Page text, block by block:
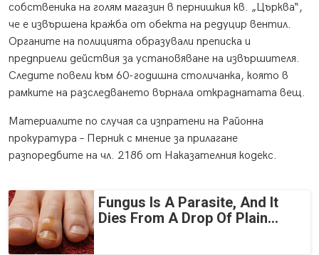
собственика на голям магазин в пернишкия кв. „Църква“,
че е извършена кражба от обекта на редуцир вентил.
Органите на полицията образували преписка и
предприели действия за установяване на извършителя.
Следите повели към 60-годишна столичанка, която в
рамките на разследването върнала откраднатата вещ.
Материалите по случая са изпратени на Районна
прокуратура – Перник с мнение за прилагане
разпоредбите на чл. 218б от Наказателния кодекс.
Fungus Is A Parasite, And It
Dies From A Drop Of Plain...